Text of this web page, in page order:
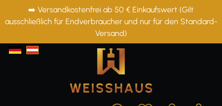
springen
➡️ Versandkostenfrei ab 50 € Einkaufswert (Gilt
ausschließlich für Endverbraucher und nur für den Standard-
Versand)